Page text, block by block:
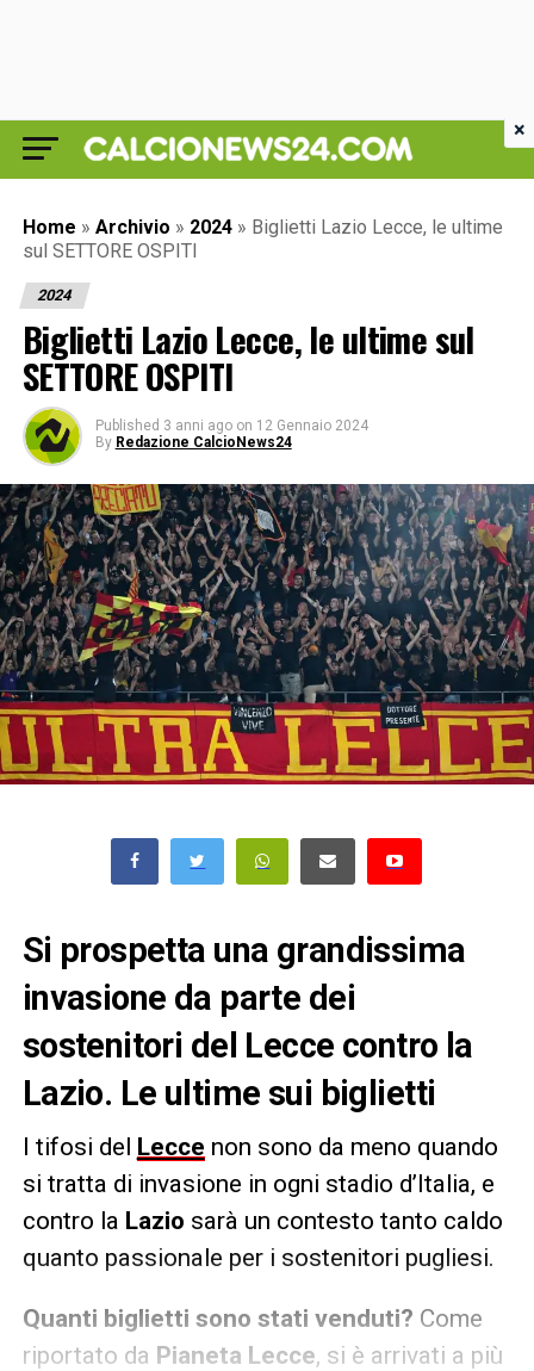
Home » Archivio » 2024 » Biglietti Lazio Lecce, le ultime
sul SETTORE OSPITI
2024
Biglietti Lazio Lecce, le ultime sul
SETTORE OSPITI
Published 3 anni ago on 12 Gennaio 2024
By Redazione CalcioNews24
Si prospetta una grandissima
invasione da parte dei
sostenitori del Lecce contro la
Lazio. Le ultime sui biglietti
I tifosi del Lecce non sono da meno quando
si tratta di invasione in ogni stadio d’Italia, e
contro la Lazio sarà un contesto tanto caldo
quanto passionale per i sostenitori pugliesi.
Quanti biglietti sono stati venduti? Come
riportato da Pianeta Lecce, si è arrivati a più
×